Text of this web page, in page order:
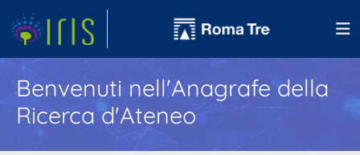
Benvenuti nell'Anagrafe della
Ricerca d'Ateneo